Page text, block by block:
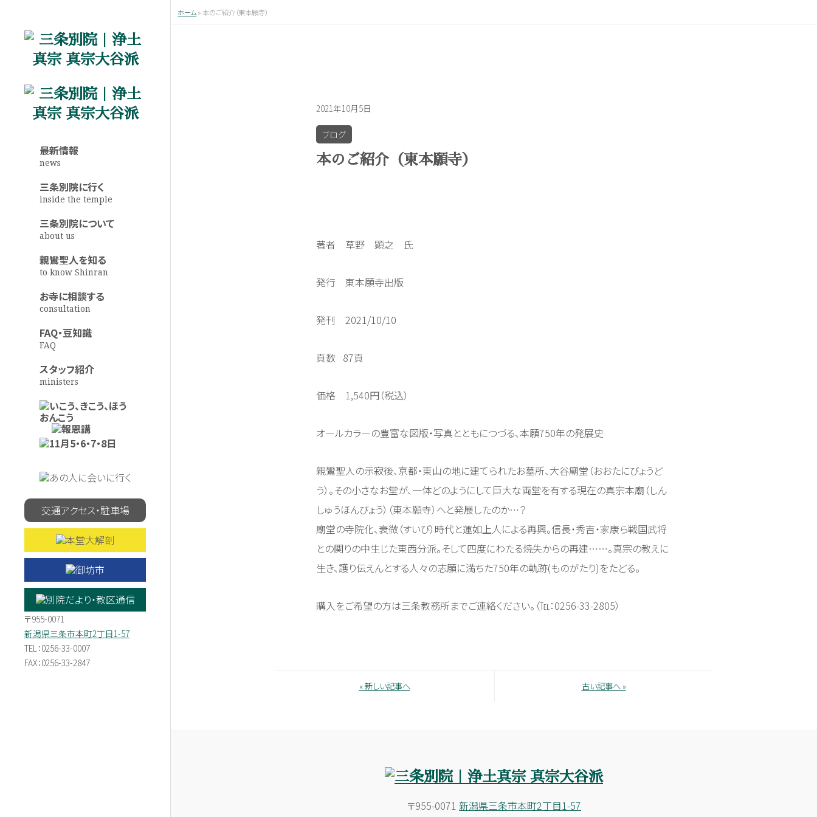
最新情報
news
三条別院に行く
inside the temple
三条別院について
about us
親鸞聖人を知る
to know Shinran
お寺に相談する
consultation
FAQ・豆知識
FAQ
スタッフ紹介
ministers
交通アクセス・駐車場
〒955-0071
新潟県三条市本町2丁目1-57
TEL：0256-33-0007
FAX：0256-33-2847
ホーム»本のご紹介（東本願寺）
2021年10月5日
ブログ
本のご紹介（東本願寺）
著者 草野 顕之 氏
発行 東本願寺出版
発刊 2021/10/10
頁数 87頁
価格 1,540円（税込）
オールカラーの豊富な図版・写真とともにつづる、本願750年の発展史
親鸞聖人の示寂後、京都・東山の地に建てられたお墓所、大谷廟堂（おおたにびょうど
う）。その小さなお堂が、一体どのようにして巨大な両堂を有する現在の真宗本廟（しん
しゅうほんびょう）（東本願寺）へと発展したのか…？
廟堂の寺院化、衰微（すいび）時代と蓮如上人による再興。信長・秀吉・家康ら戦国武将
との関りの中生じた東西分派。そして四度にわたる焼失からの再建……。真宗の教えに
生き、護り伝えんとする人々の志願に満ちた750年の軌跡(ものがたり)をたどる。
購入をご希望の方は三条教務所までご連絡ください。（℡：0256-33-2805）
« 新しい記事へ 古い記事へ »
〒955-0071 新潟県三条市本町2丁目1-57